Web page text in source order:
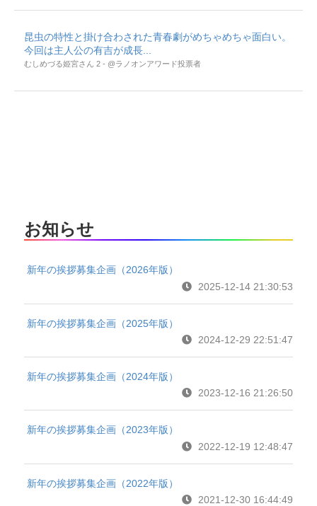
昆虫の特性と掛け合わされた青春劇がめちゃめちゃ面白い。
今回は主人公の有吉が成長...
むしめづる姫宮さん 2 - @ラノオンアワード投票者
お知らせ
新年の挨拶募集企画（2026年版）
2025-12-14 21:30:53
新年の挨拶募集企画（2025年版）
2024-12-29 22:51:47
新年の挨拶募集企画（2024年版）
2023-12-16 21:26:50
新年の挨拶募集企画（2023年版）
2022-12-19 12:48:47
新年の挨拶募集企画（2022年版）
2021-12-30 16:44:49